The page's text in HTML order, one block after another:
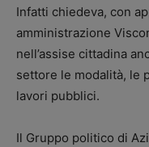
Infatti chiedeva, con
amministrazione
nell’assise cittadina
settore le modalità, le
lavori pubblici.
Il Gruppo politico di